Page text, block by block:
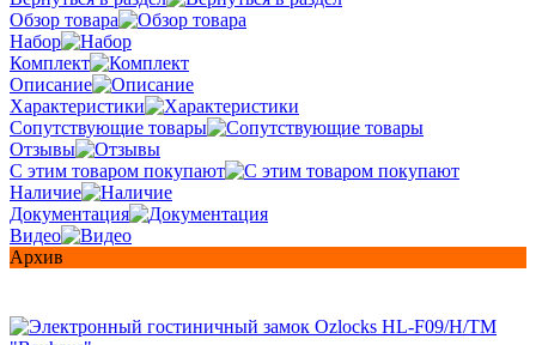
Обзор товара
Набор
Комплект
Описание
Характеристики
Сопутствующие товары
Отзывы
С этим товаром покупают
Наличие
Документация
Видео
Архив